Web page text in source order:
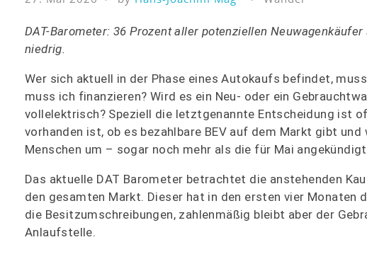
DAT-Barometer: 36 Prozent aller potenziellen
niedrig.
Wer sich aktuell in der Phase eines Autokaufs befindet,
muss ich finanzieren? Wird es ein Neu- oder ein
vollelektrisch? Speziell die letztgenannte Entscheidung ist
vorhanden ist, ob es bezahlbare BEV auf dem Markt gibt
Menschen um – sogar noch mehr als die für Mai
Das aktuelle DAT Barometer betrachtet die anstehenden
den gesamten Markt. Dieser hat in den ersten vier
die Besitzumschreibungen, zahlenmäßig bleibt aber der
Anlaufstelle.